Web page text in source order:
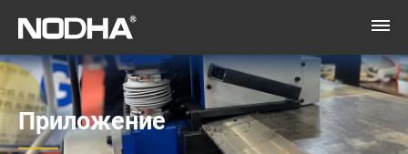
Приложение